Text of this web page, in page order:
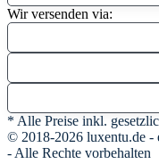
Wir versenden via:
* Alle Preise inkl.
© 2018-2026 luxentu.de -
- Alle Rechte vorbehalten